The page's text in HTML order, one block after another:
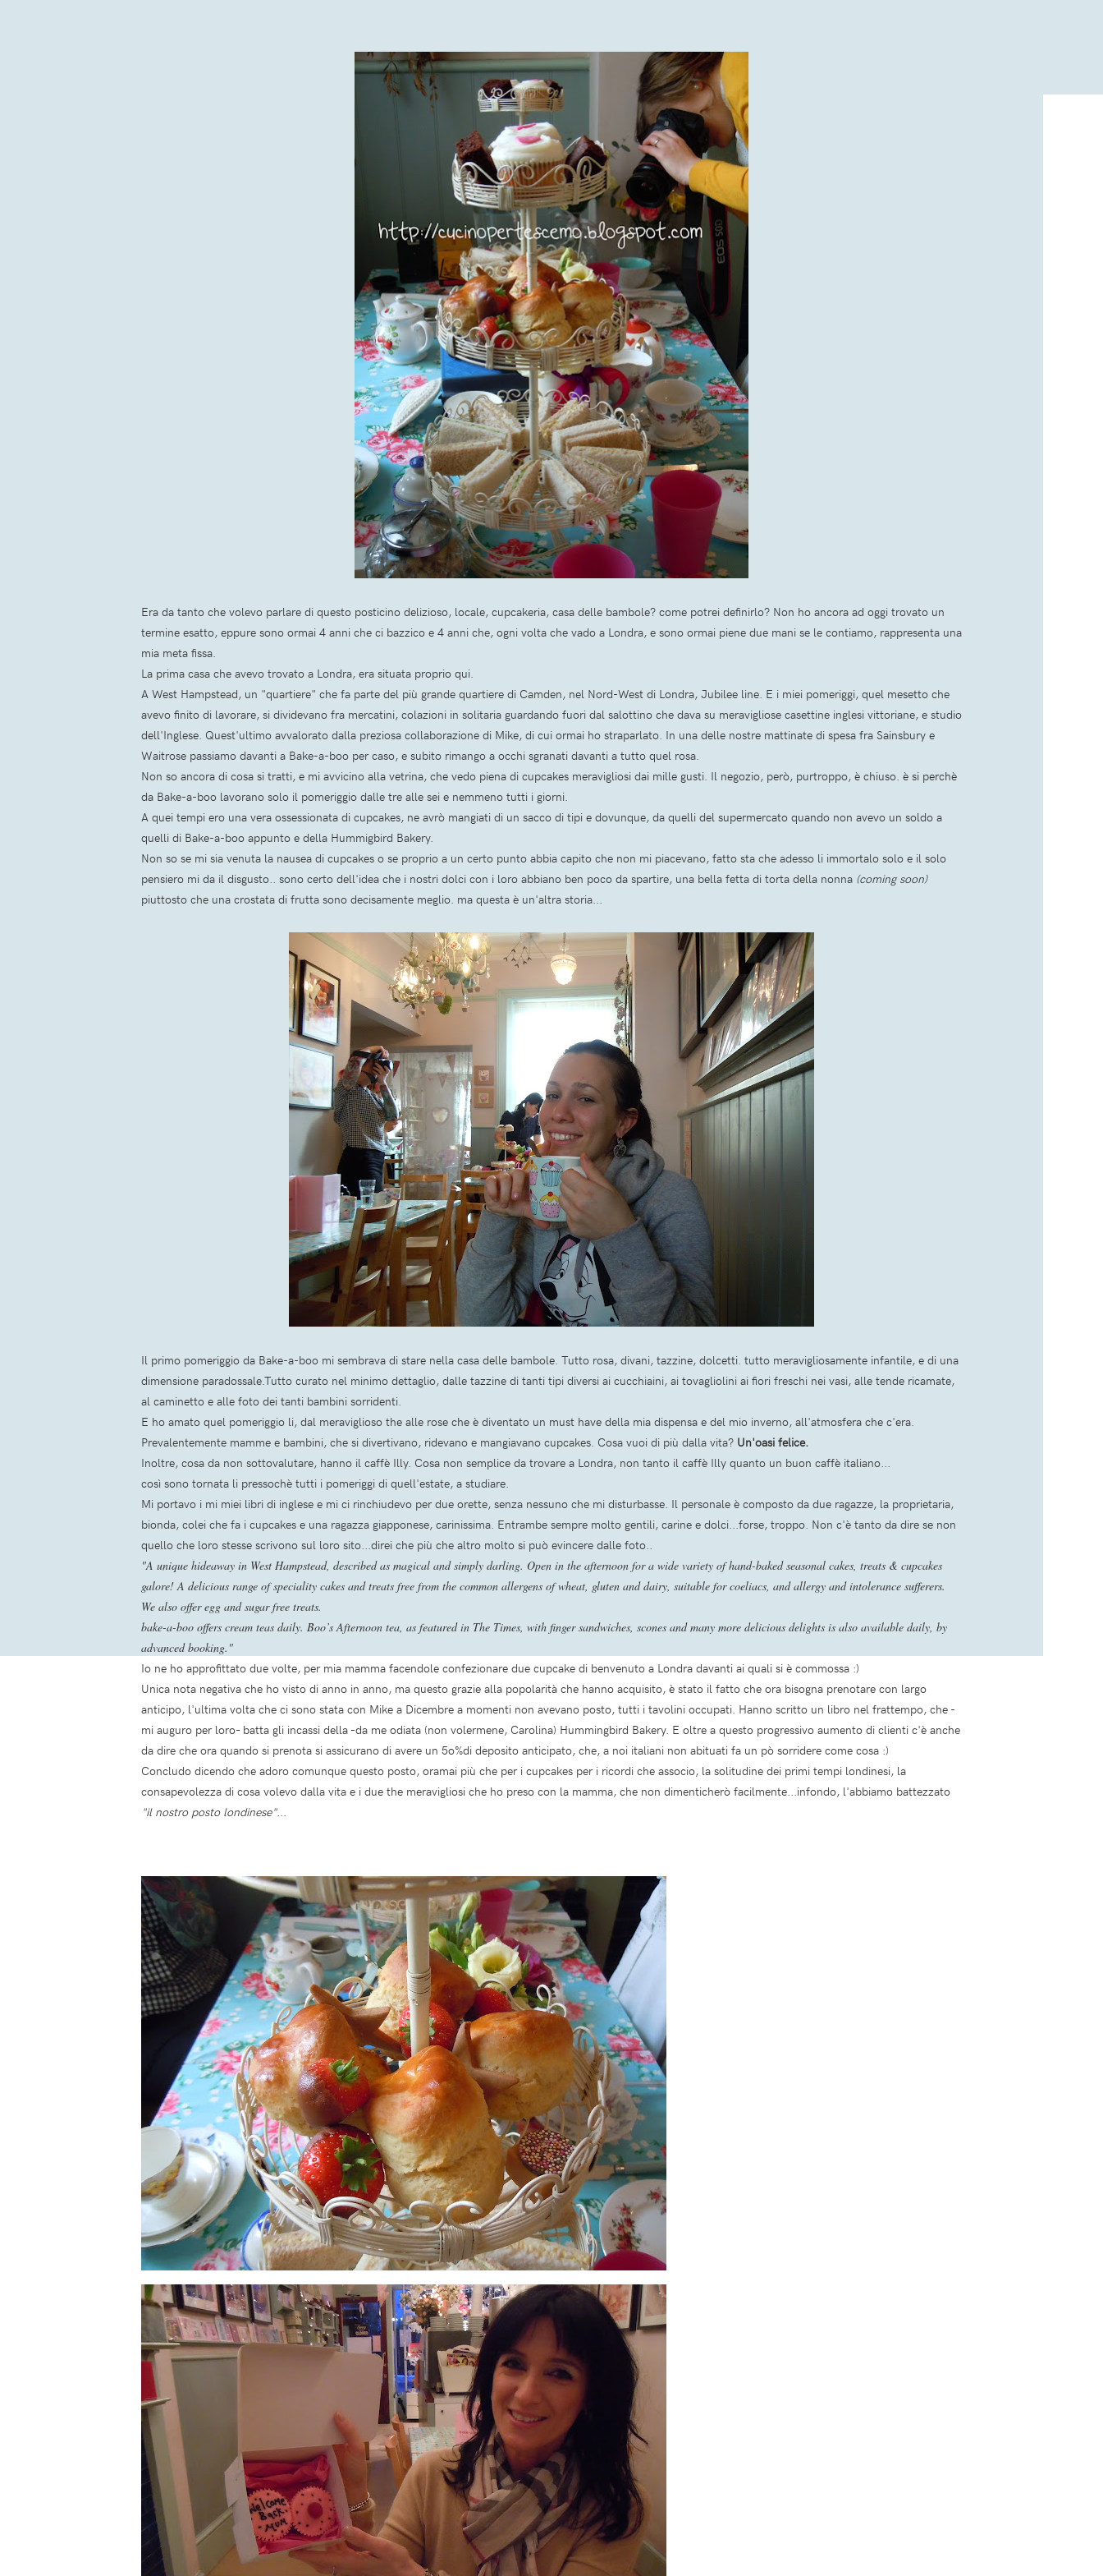
Era da tanto che volevo parlare di questo posticino delizioso, locale, cupcakeria, casa delle bambole? come potrei definirlo? Non ho ancora ad oggi trovato un
termine esatto, eppure sono ormai 4 anni che ci bazzico e 4 anni che, ogni volta che vado a Londra, e sono ormai piene due mani se le contiamo, rappresenta una
mia meta fissa.
La prima casa che avevo trovato a Londra, era situata proprio qui.
A West Hampstead, un "quartiere" che fa parte del più grande quartiere di Camden, nel Nord-West di Londra, Jubilee line. E i miei pomeriggi, quel mesetto che
avevo finito di lavorare, si dividevano fra mercatini, colazioni in solitaria guardando fuori dal salottino che dava su meravigliose casettine inglesi vittoriane, e studio
dell'Inglese. Quest'ultimo avvalorato dalla preziosa collaborazione di Mike, di cui ormai ho straparlato. In una delle nostre mattinate di spesa fra Sainsbury e
Waitrose passiamo davanti a Bake-a-boo per caso, e subito rimango a occhi sgranati davanti a tutto quel rosa.
Non so ancora di cosa si tratti, e mi avvicino alla vetrina, che vedo piena di cupcakes meravigliosi dai mille gusti. Il negozio, però, purtroppo, è chiuso. è si perchè
da Bake-a-boo lavorano solo il pomeriggio dalle tre alle sei e nemmeno tutti i giorni.
A quei tempi ero una vera ossessionata di cupcakes, ne avrò mangiati di un sacco di tipi e dovunque, da quelli del supermercato quando non avevo un soldo a
quelli di Bake-a-boo appunto e della Hummigbird Bakery.
Non so se mi sia venuta la nausea di cupcakes o se proprio a un certo punto abbia capito che non mi piacevano, fatto sta che adesso li immortalo solo e il solo
pensiero mi da il disgusto.. sono certo dell'idea che i nostri dolci con i loro abbiano ben poco da spartire, una bella fetta di torta della nonna (coming soon)
piuttosto che una crostata di frutta sono decisamente meglio. ma questa è un'altra storia...
Il primo pomeriggio da Bake-a-boo mi sembrava di stare nella casa delle bambole. Tutto rosa, divani, tazzine, dolcetti. tutto meravigliosamente infantile, e di una
dimensione paradossale.Tutto curato nel minimo dettaglio, dalle tazzine di tanti tipi diversi ai cucchiaini, ai tovagliolini ai fiori freschi nei vasi, alle tende ricamate,
al caminetto e alle foto dei tanti bambini sorridenti.
E ho amato quel pomeriggio li, dal meraviglioso the alle rose che è diventato un must have della mia dispensa e del mio inverno, all'atmosfera che c'era.
Prevalentemente mamme e bambini, che si divertivano, ridevano e mangiavano cupcakes. Cosa vuoi di più dalla vita? Un'oasi felice.
Inoltre, cosa da non sottovalutare, hanno il caffè Illy. Cosa non semplice da trovare a Londra, non tanto il caffè Illy quanto un buon caffè italiano...
così sono tornata li pressochè tutti i pomeriggi di quell'estate, a studiare.
Mi portavo i mi miei libri di inglese e mi ci rinchiudevo per due orette, senza nessuno che mi disturbasse. Il personale è composto da due ragazze, la proprietaria,
bionda, colei che fa i cupcakes e una ragazza giapponese, carinissima. Entrambe sempre molto gentili, carine e dolci...forse, troppo. Non c'è tanto da dire se non
quello che loro stesse scrivono sul loro sito...direi che più che altro molto si può evincere dalle foto..
"A unique hideaway in West Hampstead, described as magical and simply darling. Open in the afternoon for a wide variety of hand-baked seasonal cakes, treats & cupcakes
galore! A delicious range of speciality cakes and treats free from the common allergens of wheat, gluten and dairy, suitable for coeliacs, and allergy and intolerance sufferers.
We also offer egg and sugar free treats.
bake-a-boo offers cream teas daily. Boo’s Afternoon tea, as featured in The Times, with finger sandwiches, scones and many more delicious delights is also available daily, by
advanced booking."
Io ne ho approfittato due volte, per mia mamma facendole confezionare due cupcake di benvenuto a Londra davanti ai quali si è commossa :)
Unica nota negativa che ho visto di anno in anno, ma questo grazie alla popolarità che hanno acquisito, è stato il fatto che ora bisogna prenotare con largo
anticipo, l'ultima volta che ci sono stata con Mike a Dicembre a momenti non avevano posto, tutti i tavolini occupati. Hanno scritto un libro nel frattempo, che -
mi auguro per loro- batta gli incassi della -da me odiata (non volermene, Carolina) Hummingbird Bakery. E oltre a questo progressivo aumento di clienti c'è anche
da dire che ora quando si prenota si assicurano di avere un 5o%di deposito anticipato, che, a noi italiani non abituati fa un pò sorridere come cosa :)
Concludo dicendo che adoro comunque questo posto, oramai più che per i cupcakes per i ricordi che associo, la solitudine dei primi tempi londinesi, la
consapevolezza di cosa volevo dalla vita e i due the meravigliosi che ho preso con la mamma, che non dimenticherò facilmente...infondo, l'abbiamo battezzato
"il nostro posto londinese"...